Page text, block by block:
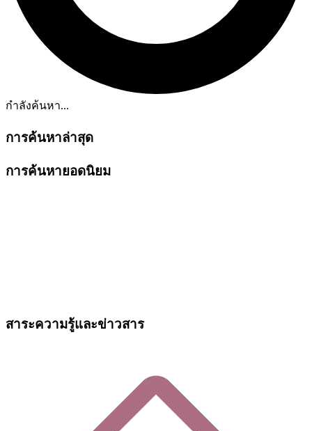
กำลังค้นหา...
การค้นหาล่าสุด
การค้นหายอดนิยม
สาระความรู้และข่าวสาร